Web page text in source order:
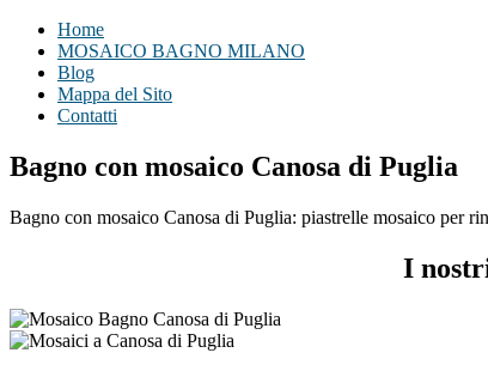
Home
MOSAICO BAGNO MILANO
Blog
Mappa del Sito
Contatti
Bagno con mosaico Canosa di Puglia
Bagno con mosaico Canosa di Puglia: piastrelle mosaico per
I